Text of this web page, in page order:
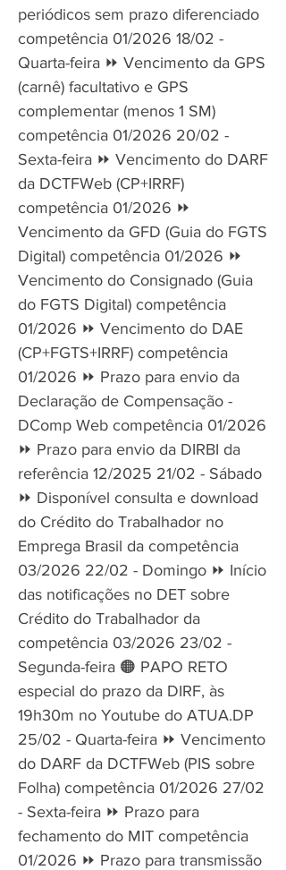
periódicos sem prazo diferenciado
competência 01/2026 18/02 -
Quarta-feira ⏩ Vencimento da GPS
(carnê) facultativo e GPS
complementar (menos 1 SM)
competência 01/2026 20/02 -
Sexta-feira ⏩ Vencimento do DARF
da DCTFWeb (CP+IRRF)
competência 01/2026 ⏩
Vencimento da GFD (Guia do FGTS
Digital) competência 01/2026 ⏩
Vencimento do Consignado (Guia
do FGTS Digital) competência
01/2026 ⏩ Vencimento do DAE
(CP+FGTS+IRRF) competência
01/2026 ⏩ Prazo para envio da
Declaração de Compensação -
DComp Web competência 01/2026
⏩ Prazo para envio da DIRBI da
referência 12/2025 21/02 - Sábado
⏩ Disponível consulta e download
do Crédito do Trabalhador no
Emprega Brasil da competência
03/2026 22/02 - Domingo ⏩ Início
das notificações no DET sobre
Crédito do Trabalhador da
competência 03/2026 23/02 -
Segunda-feira 🟠 PAPO RETO
especial do prazo da DIRF, às
19h30m no Youtube do ATUA.DP
25/02 - Quarta-feira ⏩ Vencimento
do DARF da DCTFWeb (PIS sobre
Folha) competência 01/2026 27/02
- Sexta-feira ⏩ Prazo para
fechamento do MIT competência
01/2026 ⏩ Prazo para transmissão